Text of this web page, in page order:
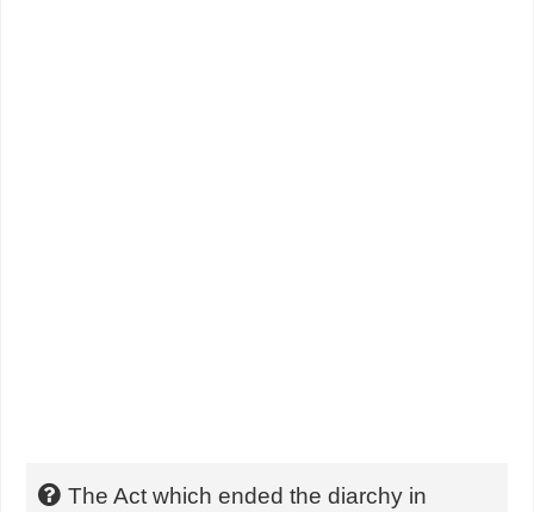
The Act which ended the diarchy in